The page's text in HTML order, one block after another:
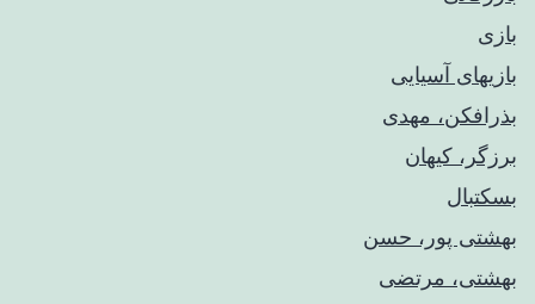
بازی
بازیهای آسیایی
بذرافکن، مهدی
برزگر، کیهان
بسکتبال
بهشتی پور، حسن
بهشتی، مرتضی